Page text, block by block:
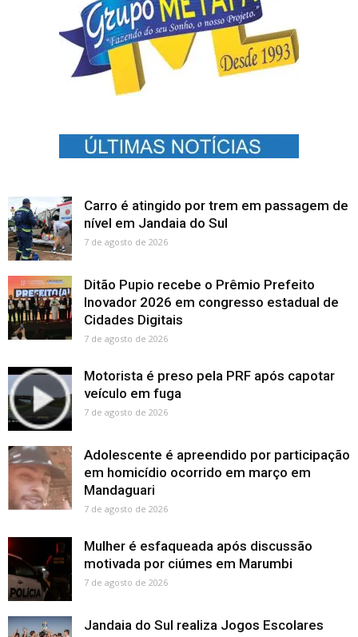
Carro é atingido por trem em passagem de
nível em Jandaia do Sul
7 de agosto de 2026
Ditão Pupio recebe o Prêmio Prefeito
Inovador 2026 em congresso estadual de
Cidades Digitais
7 de agosto de 2026
Motorista é preso pela PRF após capotar
veículo em fuga
7 de agosto de 2026
Adolescente é apreendido por participação
em homicídio ocorrido em março em
Mandaguari
7 de agosto de 2026
Mulher é esfaqueada após discussão
motivada por ciúmes em Marumbi
7 de agosto de 2026
Jandaia do Sul realiza Jogos Escolares